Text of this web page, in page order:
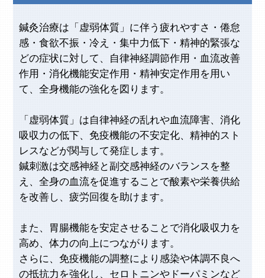
鍼灸治療は「虚弱体質」に伴う疲れやすさ・倦怠
感・食欲不振・冷え・集中力低下・精神的緊張な
どの症状に対して、自律神経調節作用・血流改善
作用・消化機能安定作用・精神安定作用を用い
て、全身機能の強化を図ります。
「虚弱体質」は自律神経の乱れや血流障害、消化
吸収力の低下、免疫機能の不安定化、精神的スト
レスなどが関与して発症します。
鍼刺激は交感神経と副交感神経のバランスを整
え、全身の血流を促進することで酸素や栄養供給
を改善し、疲労回復を助けます。
また、胃腸機能を安定させることで消化吸収力を
高め、体力の向上につながります。
さらに、免疫機能の調整により感染や体調不良へ
の抵抗力を強化し、セロトニンやドーパミンなど